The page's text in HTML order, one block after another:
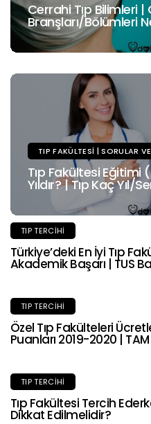
Cerrahi Tıp Bilimleri |
Branşları/Bölümleri
TIP FAKÜLTESI | SORULAR
Tıp Fakültesi Eğitimi
Yıldır? | Tıp Kaç Yıl/
TIP TERCIHI
Türkiye’deki En İyi Tıp
Akademik Başarı | TUS
TIP TERCIHI
Özel Tıp Fakülteleri
Puanları 2019-2020 | TAM
TIP TERCIHI
Tıp Fakültesi Tercih
Dikkat Edilmelidir?